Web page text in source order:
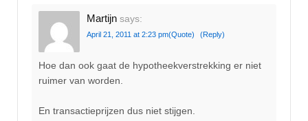
Martijn says:
April 21, 2011 at 2:23 pm(Quote) (Reply)
Hoe dan ook gaat de hypotheekverstrekking er niet
ruimer van worden.
En transactieprijzen dus niet stijgen.